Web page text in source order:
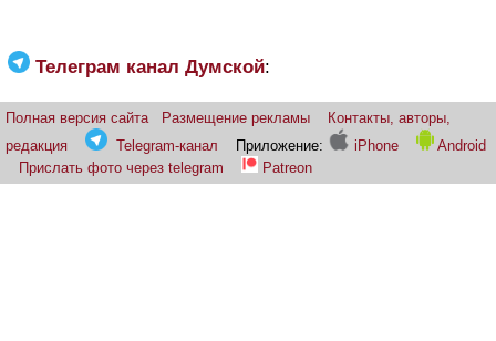
Телеграм канал Думской:
Полная версия сайта Размещение рекламы
Контакты, авторы,
редакция
Telegram-канал Приложение: iPhone
Android
Прислать фото через telegram
Patreon